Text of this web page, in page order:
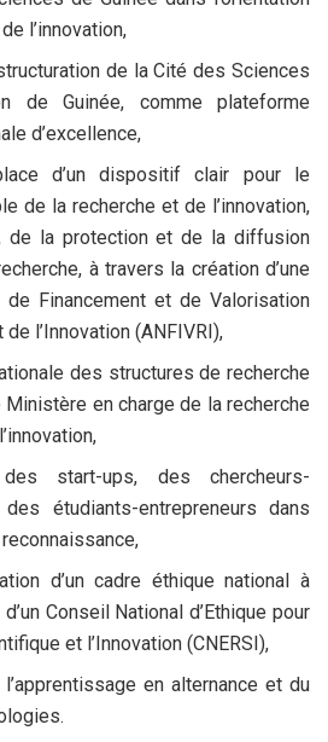
l’innovation,
de la Cité des Sciences
de Guinée, comme plateforme
d’excellence,
d’un dispositif clair pour le
de la recherche et de l’innovation,
de la protection et de la diffusion
à travers la création d’une
de Financement et de Valorisation
l’Innovation (ANFIVRI),
des structures de recherche
en charge de la recherche
des start-ups, des chercheurs-
étudiants-entrepreneurs dans
d’un cadre éthique national à
Conseil National d’Ethique pour
et l’Innovation (CNERSI),
en alternance et du